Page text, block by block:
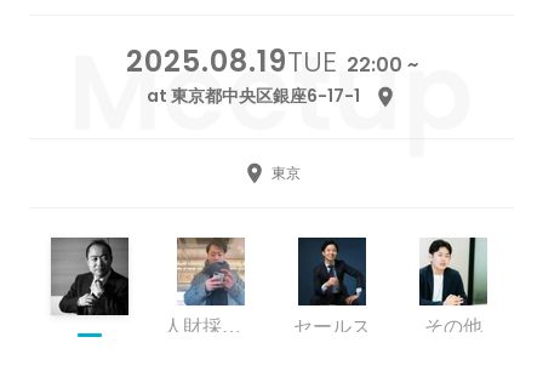
2025.08.19TUE 22:00 ~
at 東京都中央区銀座6-17-1
東京
人財採用マネージャー セールス その他